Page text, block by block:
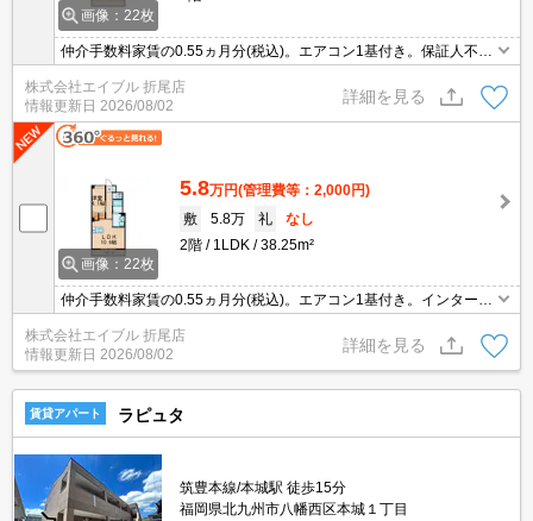
画像：22枚
仲介手数料家賃の0.55ヵ月分(税込)。エアコン1基付き。保証人不要
制度あり。
株式会社エイブル 折尾店
情報更新日 2026/08/02
詳細を見る
画像：22枚
5.8万円(管理費等：2,000円)
敷
5.8万 礼
なし
2階
1LDK 38.25m²
仲介手数料家賃の0.55ヵ月分(税込)。エアコン1基付き。インターネ
株式会社エイブル 折尾店
情報更新日 2026/08/02
詳細を見る
賃貸アパート ラピュタ
筑豊本線/本城駅 徒歩15分
福岡県北九州市八幡西区本城１丁目